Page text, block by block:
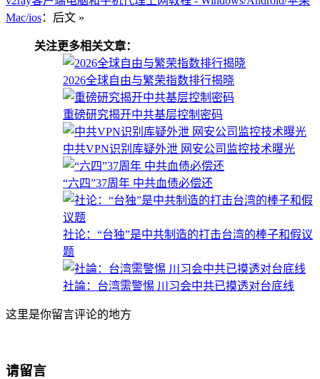
Mac/ios：后文 »
关注更多相关文章：
2026全球自由与繁荣指数排行揭晓
重磅研究揭开中共基层控制密码
中共VPN识别库疑外泄 网安公司监控技术曝光
“六四”37周年 中共血债必偿还
社论：“台独”是中共制造的打击台湾的棒子和假议
题
社論：台湾需警惕 川习会中共已摸透对台底线
这里是你留言评论的地方
请留言